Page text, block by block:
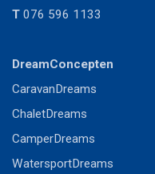
T 076 596 1133
DreamConcepten
CaravanDreams
ChaletDreams
CamperDreams
WatersportDreams